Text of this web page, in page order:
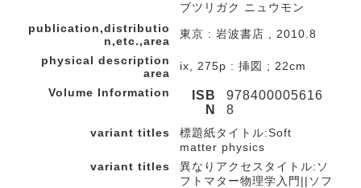
ブツリガク ニュウモン
publication,distributio
n,etc.,area
東京 : 岩波書店 , 2010.8
physical description
area
ix, 275p : 挿図 ; 22cm
Volume Information
ISB
N
978400005616
8
variant titles
標題紙タイトル:Soft
matter physics
variant titles
異なりアクセスタイトル:ソ
フトマター物理学入門||ソフ